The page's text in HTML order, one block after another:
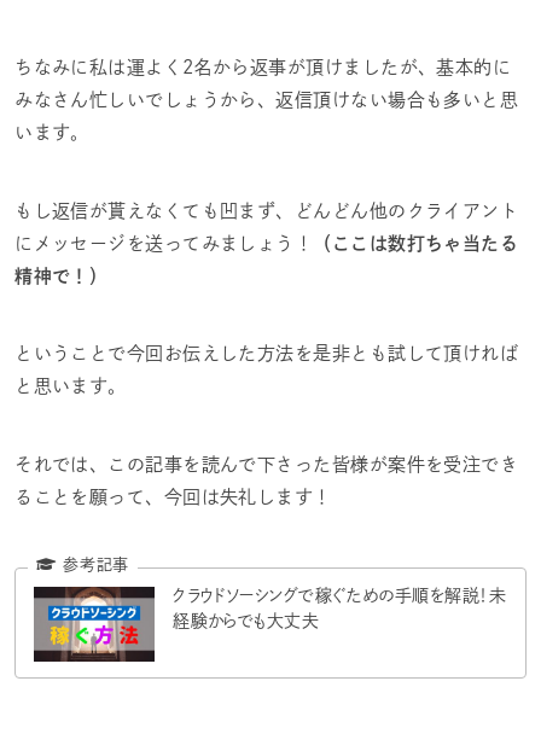
ちなみに私は運よく2名から返事が頂けましたが、基本的に
みなさん忙しいでしょうから、返信頂けない場合も多いと思
います。
もし返信が貰えなくても凹まず、どんどん他のクライアント
にメッセージを送ってみましょう！
（ここは数打ちゃ当たる
精神で！）
ということで今回お伝えした方法を是非とも試して頂ければ
と思います。
それでは、この記事を読んで下さった皆様が案件を受注でき
ることを願って、今回は失礼します！
クラウドソーシングで稼ぐための手順を解説！未
経験からでも大丈夫